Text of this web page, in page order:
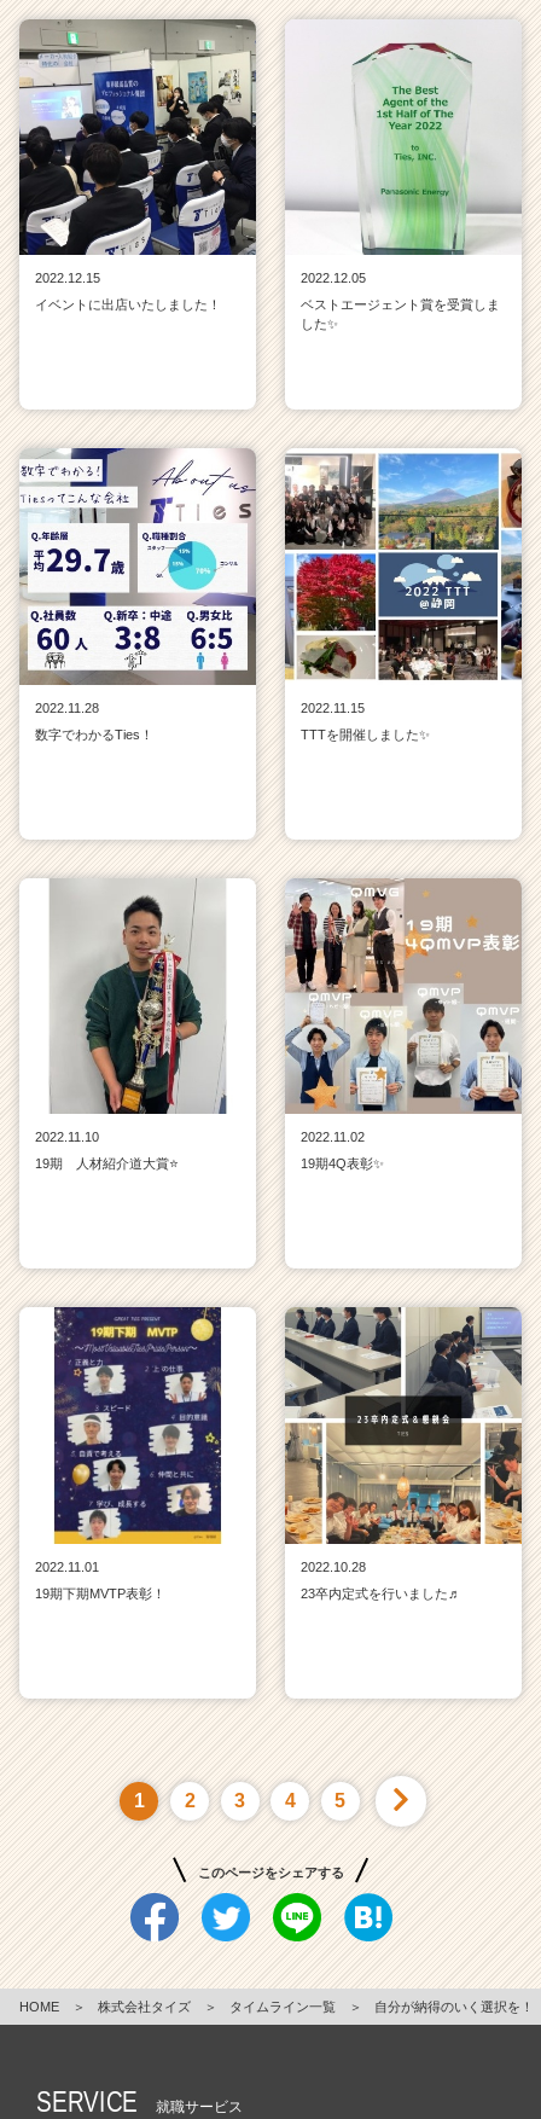
2022.12.15
イベントに出店いたしました！
2022.12.05
ベストエージェント賞を受賞しま
した✨
2022.11.28
数字でわかるTies！
2022.11.15
TTTを開催しました✨
2022.11.10
19期 人材紹介道大賞⭐
2022.11.02
19期4Q表彰✨
2022.11.01
19期下期MVTP表彰！
2022.10.28
23卒内定式を行いました♬
1 2 3 4 5
このページをシェアする
HOME ＞ 株式会社タイズ ＞ タイムライン一覧 ＞ 自分が納得のいく選択を！
SERVICE 就職サービス